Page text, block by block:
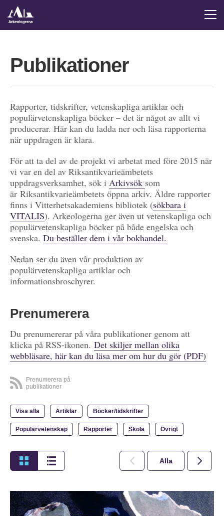
Publikationer
Rapporter, tidskrifter, vetenskapliga artiklar och
populärvetenskapliga böcker – det är något av allt vi
producerar. Här kan du ladda ner och läsa rapporterna
när uppdragen är klara.
För att ta del av de projekt vi arbetat med före 2015 när
vi var en del av Riksantikvarieämbetets
uppdragsverksamhet, sök i Arkivsök som
är Riksantikvarieämbetets öppna arkiv. Äldre rapporter
finns i Vitterhetsakademiens bibliotek (sökbara i
VITALIS). Arkeologerna ger även ut vetenskapliga och
populärvetenskapliga böcker på både engelska och
svenska. Du beställer dem i vår bokhandel.
Nedan ser du även vår produktion av
populärvetenskapliga artiklar och
informationsbroschyrer.
Prenumerera
Du prenumererar på våra publikationer genom att
klicka på RSS-ikonen. Det skiljer mellan olika
webbläsare, här kan du läsa mer om hur du gör (PDF)
Prenumerera på
publikationer
Visa alla Artiklar Böcker/tidskrifter
Populärvetenskap Rapporter Skola Övrigt
Alla 2026